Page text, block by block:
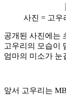
사진 = 고우
공개된 사진에는
고우리의 모습이
엄마의 미소가 눈
앞서 고우리는